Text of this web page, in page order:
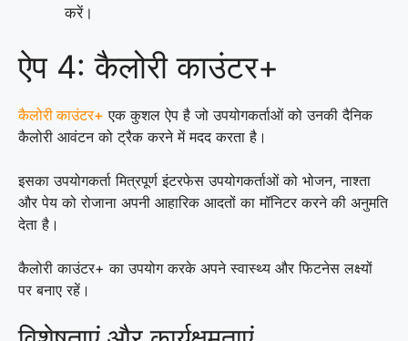
करें।
ऐप 4: कैलोरी काउंटर+
कैलोरी काउंटर+ एक कुशल ऐप है जो उपयोगकर्ताओं को उनकी दैनिक
कैलोरी आवंटन को ट्रैक करने में मदद करता है।
इसका उपयोगकर्ता मित्रपूर्ण इंटरफेस उपयोगकर्ताओं को भोजन, नाश्ता
और पेय को रोजाना अपनी आहारिक आदतों का मॉनिटर करने की अनुमति
देता है।
कैलोरी काउंटर+ का उपयोग करके अपने स्वास्थ्य और फिटनेस लक्ष्यों
पर बनाए रहें।